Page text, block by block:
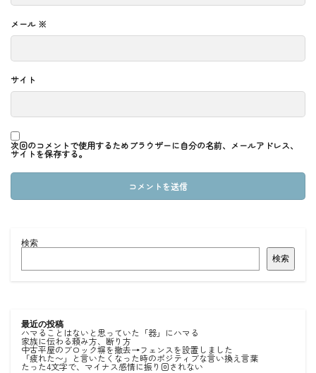
メール ※
サイト
次回のコメントで使用するためブラウザーに自分の名前、メールアドレス、
サイトを保存する。
検索
検索
最近の投稿
ハマることはないと思っていた「器」にハマる
家族に伝わる頼み方、断り方
中古平屋のブロック塀を撤去→フェンスを設置しました
「疲れた〜」と言いたくなった時のポジティブな言い換え言葉
たった4文字で、マイナス感情に振り回されない